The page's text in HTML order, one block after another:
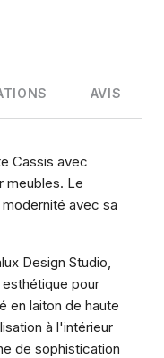
AVIS
Cassis avec
meubles. Le
avec sa
Design Studio,
pour
en laiton de haute
à l'intérieur
de sophistication